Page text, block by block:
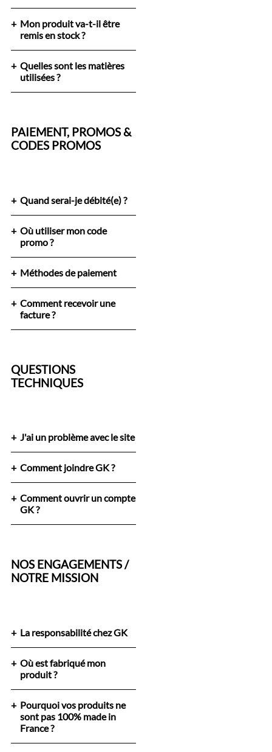
Mon produit va-t-il être
remis en stock ?
Quelles sont les matières
utilisées ?
PAIEMENT, PROMOS &
CODES PROMOS
Quand serai-je débité(e) ?
Où utiliser mon code
promo ?
Méthodes de paiement
Comment recevoir une
facture ?
QUESTIONS
TECHNIQUES
J'ai un problème avec le site
Comment joindre GK ?
Comment ouvrir un compte
GK ?
NOS ENGAGEMENTS /
NOTRE MISSION
La responsabilité chez GK
Où est fabriqué mon
produit ?
Pourquoi vos produits ne
sont pas 100% made in
France ?